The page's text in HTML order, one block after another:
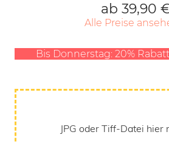
ab 39,90
Alle Preise
Bis Donnerstag: 20%
JPG oder Tiff-Datei hier